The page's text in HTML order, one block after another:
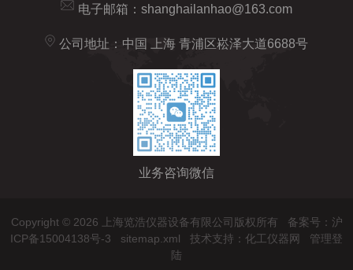
电子邮箱： shanghailanhao@163.com
公司地址：中国 上海 青浦区崧泽大道6688号
业务咨询微信
Copyright © 2026 上海览浩仪器设备有限公司版权所有 备案号：沪
ICP备15004138号-3
sitemap.xml 技术支持： 化工仪器网
管理登
陆